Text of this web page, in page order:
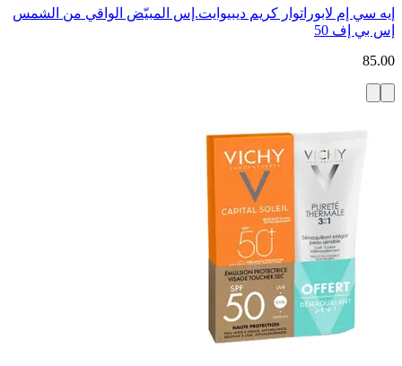
إيه سي إم لابوراتوار كريم ديبيوايت.إس المبيّض الواقي من الشمس
إس بي إف 50
85.00